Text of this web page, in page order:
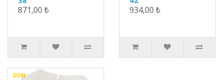
871,00 ₺ 934,00 ₺
SON